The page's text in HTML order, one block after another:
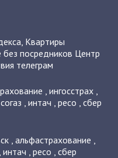
, Квартиры
посредников Центр
телеграм
,ингосстрах ,
согаз ,интач ,ресо ,сбер
,альфастрахование ,
,интач ,ресо ,сбер